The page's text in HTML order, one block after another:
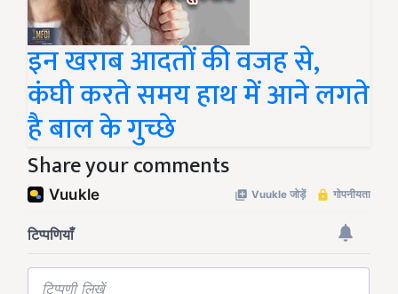
इन खराब आदतों की वजह से,
कंघी करते समय हाथ में आने लगते
है बाल के गुच्छे
Share your comments